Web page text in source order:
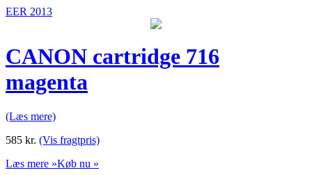
EER 2013
CANON cartridge 716
magenta
(Læs mere)
585 kr. (Vis fragtpris)
Læs mere »Køb nu »